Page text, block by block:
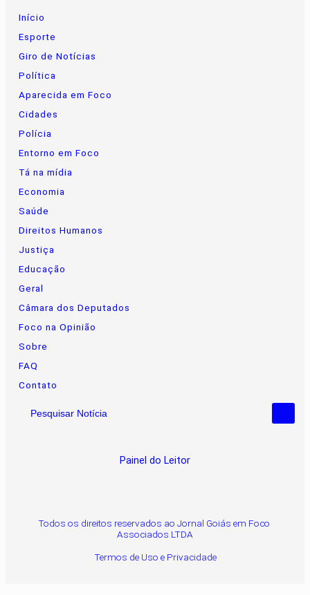
Início
Esporte
Giro de Notícias
Política
Aparecida em Foco
Cidades
Polícia
Entorno em Foco
Tá na mídia
Economia
Saúde
Direitos Humanos
Justiça
Educação
Geral
Câmara dos Deputados
Foco na Opinião
Sobre
FAQ
Contato
Pesquisar Notícia
Painel do Leitor
Todos os direitos reservados ao Jornal Goiás em Foco
Associados LTDA
Termos de Uso e Privacidade